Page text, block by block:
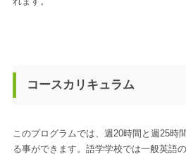
コースカリキュラム
このプログラムでは、週20時間と週25時
る事ができます。語学学校では一般英語